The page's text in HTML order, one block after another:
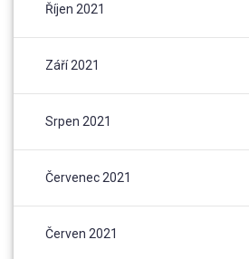
Říjen 2021
Září 2021
Srpen 2021
Červenec 2021
Červen 2021